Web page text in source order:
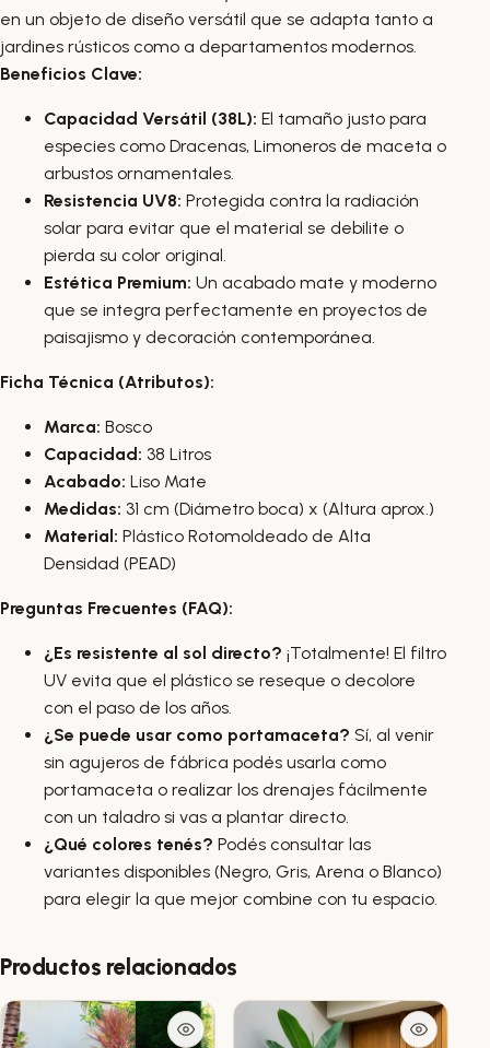
en un objeto de diseño versátil que se adapta tanto a
jardines rústicos como a departamentos modernos.
Beneficios Clave:
Capacidad Versátil (38L): El tamaño justo para
especies como Dracenas, Limoneros de maceta o
arbustos ornamentales.
Resistencia UV8: Protegida contra la radiación
solar para evitar que el material se debilite o
pierda su color original.
Estética Premium: Un acabado mate y moderno
que se integra perfectamente en proyectos de
paisajismo y decoración contemporánea.
Ficha Técnica (Atributos):
Marca: Bosco
Capacidad: 38 Litros
Acabado: Liso Mate
Medidas: 31 cm (Diámetro boca) x (Altura aprox.)
Material: Plástico Rotomoldeado de Alta
Densidad (PEAD)
Preguntas Frecuentes (FAQ):
¿Es resistente al sol directo? ¡Totalmente! El filtro
UV evita que el plástico se reseque o decolore
con el paso de los años.
¿Se puede usar como portamaceta? Sí, al venir
sin agujeros de fábrica podés usarla como
portamaceta o realizar los drenajes fácilmente
con un taladro si vas a plantar directo.
¿Qué colores tenés? Podés consultar las
variantes disponibles (Negro, Gris, Arena o Blanco)
para elegir la que mejor combine con tu espacio.
Productos relacionados